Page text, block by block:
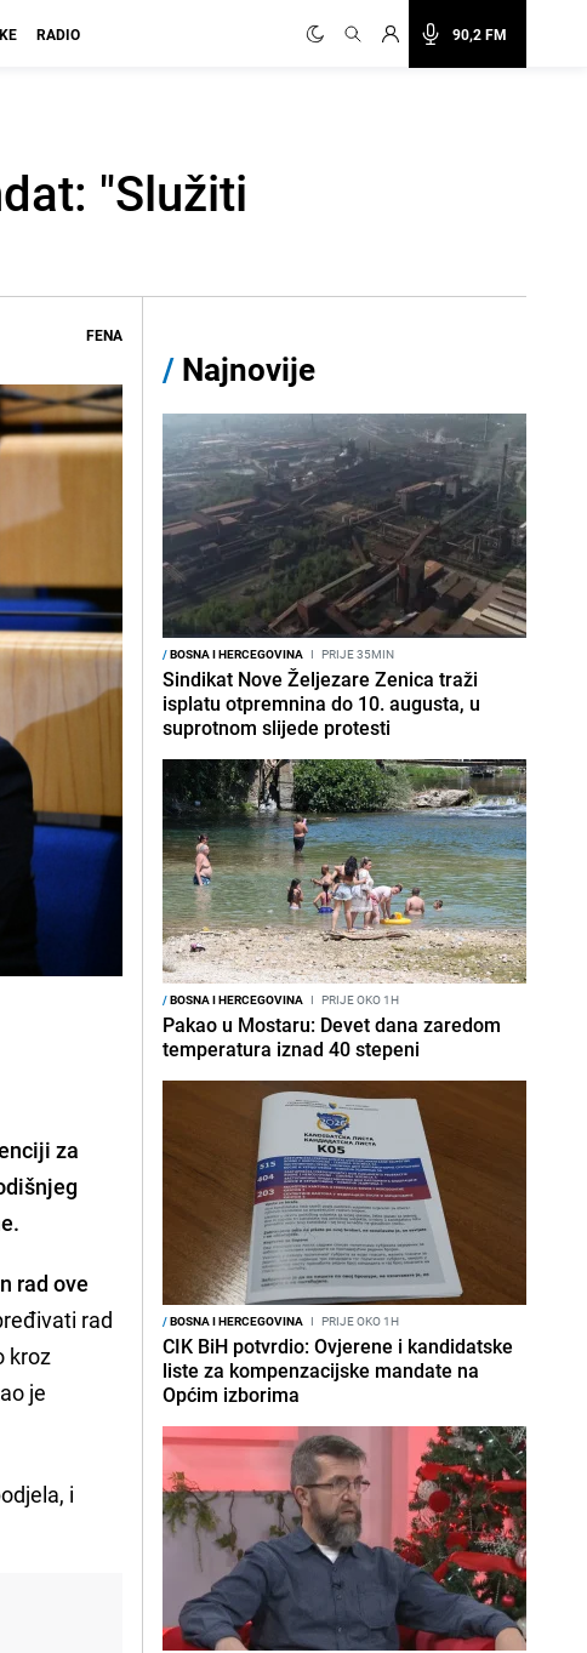
90,2 FM
RADIO
"Služiti
FENA
za
rad ove
rad
kroz
je
i
/ Najnovije
/BOSNA I HERCEGOVINA I PRIJE 35MIN
Sindikat Nove Željezare Zenica traži
isplatu otpremnina do 10. augusta, u
suprotnom slijede protesti
/BOSNA I HERCEGOVINA I PRIJE OKO 1H
Pakao u Mostaru: Devet dana zaredom
temperatura iznad 40 stepeni
/BOSNA I HERCEGOVINA I PRIJE OKO 1H
CIK BiH potvrdio: Ovjerene i kandidatske
liste za kompenzacijske mandate na
Općim izborima